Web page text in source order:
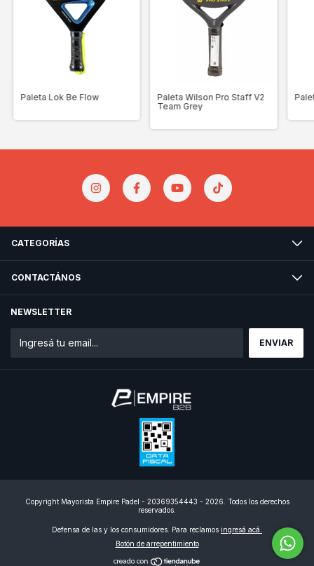
Paleta Lok Be Flow
Paleta Wilson Pro Staff V2
Team Grey
CATEGORÍAS
CONTACTÁNOS
NEWSLETTER
Copyright Mayorista Empire Padel - 20369354443 - 2026. Todos los derechos
reservados.
Defensa de las y los consumidores. Para reclamos ingresá acá.
Botón de arrepentimiento